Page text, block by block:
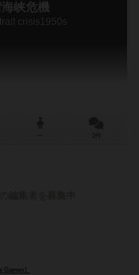
海峡危機
crisis1950s
）